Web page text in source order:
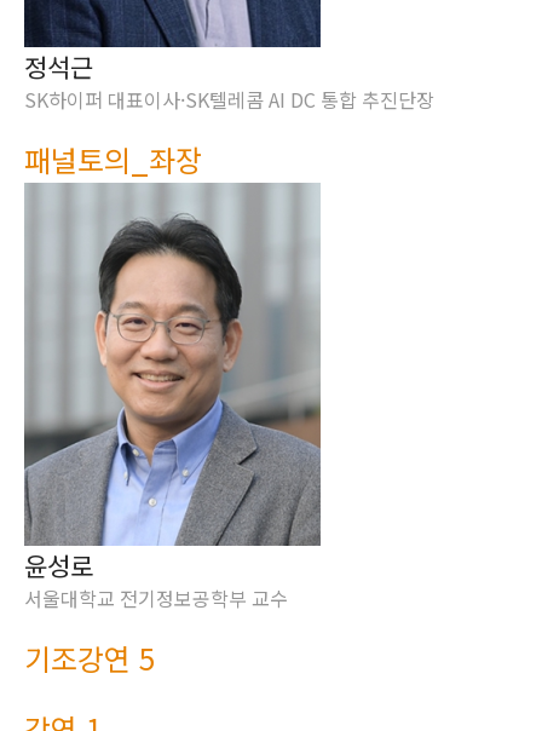
정석근
SK하이퍼 대표이사·SK텔레콤 AI DC 통합 추진단장
패널토의_좌장
윤성로
서울대학교 전기정보공학부 교수
기조강연 5